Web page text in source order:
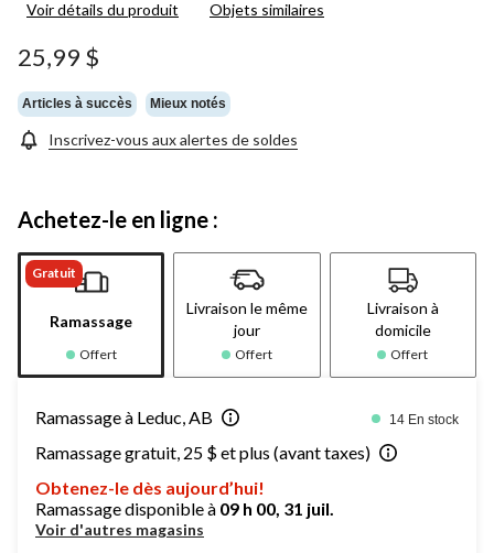
90
même
page.
Voir détails du produit Objets similaires
25,99 $
Articles à succès Mieux notés
Inscrivez-vous aux alertes de soldes
Achetez-le en ligne :
Gratuit
Ramassage
Offert
Livraison le même
jour
Offert
Livraison à
domicile
Offert
Ramassage à Leduc, AB 14 En stock
Ramassage gratuit, 25 $ et plus (avant taxes)
Obtenez-le dès aujourd’hui!
Ramassage disponible à 09 h 00, 31 juil.
Voir d'autres magasins